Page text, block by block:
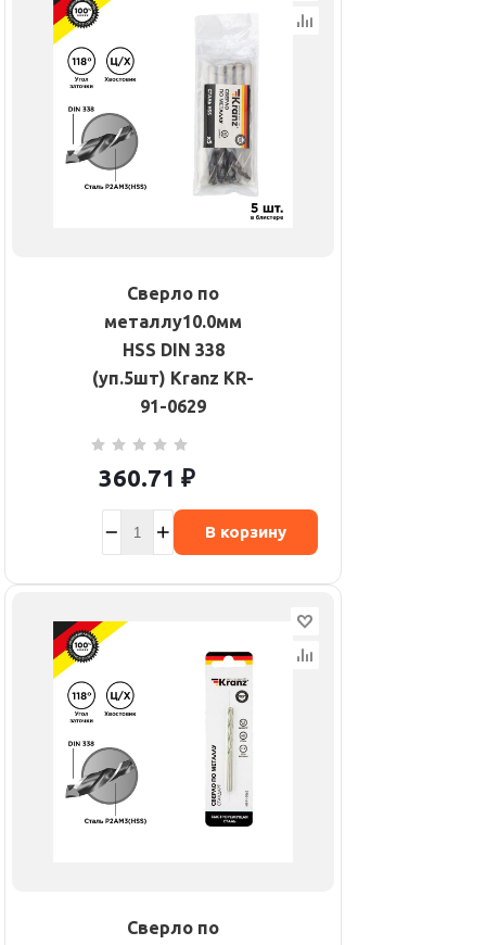
Сверло по
металлу10.0мм
HSS DIN 338
(уп.5шт) Kranz KR-
91-0629
360.71 ₽
В корзину
Сверло по